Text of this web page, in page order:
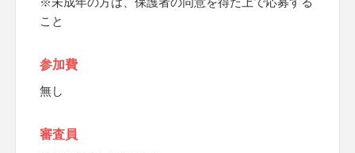
こと
参加費
無し
審査員